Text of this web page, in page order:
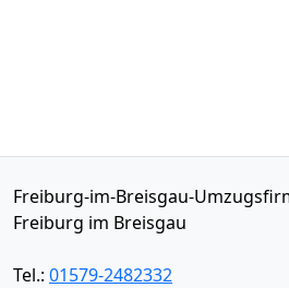
Freiburg-im-Breisgau-
Freiburg im Breisgau
Tel.: 01579-2482332